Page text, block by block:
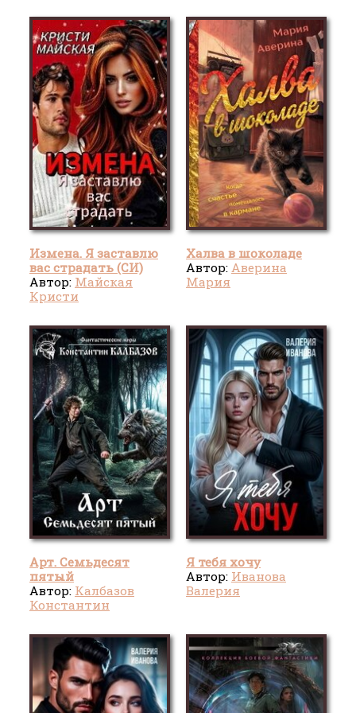
Измена. Я заставлю
вас страдать (СИ)
Автор: Майская
Кристи
Халва в шоколаде
Автор: Аверина
Мария
Арт. Семьдесят
пятый
Автор: Калбазов
Константин
Я тебя хочу
Автор: Иванова
Валерия